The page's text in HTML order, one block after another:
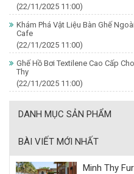
(22/11/2025 11:00)
Khám Phá Vật Liệu Bàn Ghế
Cafe
(22/11/2025 11:00)
Ghế Hồ Bơi Textilene Cao Cấp
Thy
(22/11/2025 11:00)
DANH MỤC SẢN PHẨM
BÀI VIẾT MỚI NHẤT
Minh Thy